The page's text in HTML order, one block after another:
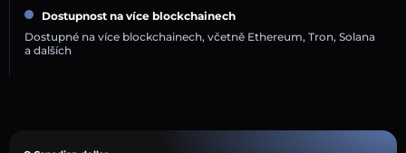
Dostupnost na více blockchainech
Dostupné na více blockchainech, včetně Ethereum, Tron, Solana
a dalších